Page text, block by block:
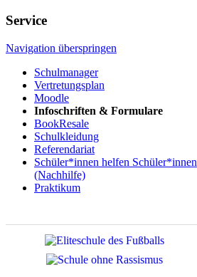
Service
Navigation überspringen
Schulmanager
Vertretungsplan
Moodle
Infoschriften & Formulare
BookResale
Schulkleidung
Referendariat
Schüler*innen helfen Schüler*innen
(Nachhilfe)
Praktikum